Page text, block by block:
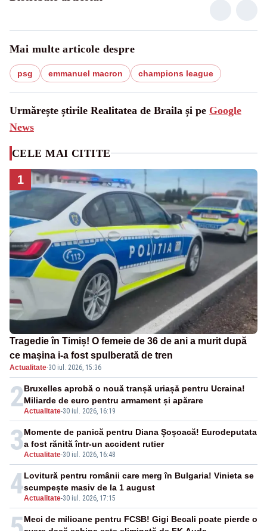
Mai multe articole despre
psg emmanuel macron champions league
Urmărește știrile Realitatea de Braila și pe Google
News
CELE MAI CITITE
1
Tragedie în Timiș! O femeie de 36 de ani a murit după
ce mașina i-a fost spulberată de tren
Actualitate·30 iul. 2026, 15:36
2Actualitate-30 iul. 2026, 16:19
Bruxelles aprobă o nouă tranșă uriașă pentru Ucraina!
Miliarde de euro pentru armament și apărare
3Actualitate-30 iul. 2026, 16:48
Momente de panică pentru Diana Șoșoacă! Eurodeputata
a fost rănită într-un accident rutier
4Actualitate-30 iul. 2026, 17:15
Lovitură pentru românii care merg în Bulgaria! Vinieta se
scumpește masiv de la 1 august
Meci de milioane pentru FCSB! Gigi Becali poate pierde o